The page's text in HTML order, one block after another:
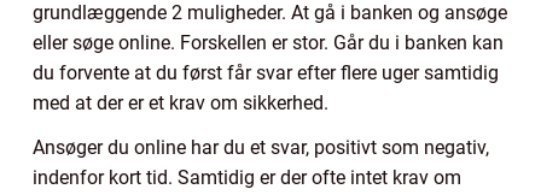
grundlæggende 2 muligheder. At gå i banken og ansøge
eller søge online. Forskellen er stor. Går du i banken kan
du forvente at du først får svar efter flere uger samtidig
med at der er et krav om sikkerhed.
Ansøger du online har du et svar, positivt som negativ,
indenfor kort tid. Samtidig er der ofte intet krav om